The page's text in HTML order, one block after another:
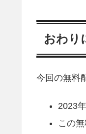
おわり
今回の無料
2023
この